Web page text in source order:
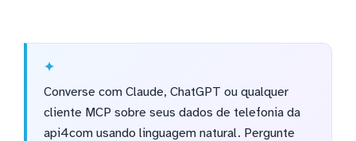
Converse com Claude, ChatGPT ou qualquer
cliente MCP sobre seus dados de telefonia da
api4com usando linguagem natural. Pergunte